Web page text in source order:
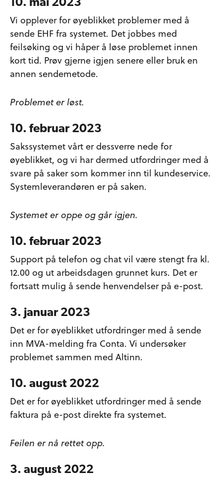
10. mai 2023
Vi opplever for øyeblikket problemer med å
sende EHF fra systemet. Det jobbes med
feilsøking og vi håper å løse problemet innen
kort tid. Prøv gjerne igjen senere eller bruk en
annen sendemetode.
Problemet er løst.
10. februar 2023
Sakssystemet vårt er dessverre nede for
øyeblikket, og vi har dermed utfordringer med å
svare på saker som kommer inn til kundeservice.
Systemleverandøren er på saken.
Systemet er oppe og går igjen.
10. februar 2023
Support på telefon og chat vil være stengt fra kl.
12.00 og ut arbeidsdagen grunnet kurs. Det er
fortsatt mulig å sende henvendelser på e-post.
3. januar 2023
Det er for øyeblikket utfordringer med å sende
inn MVA-melding fra Conta. Vi undersøker
problemet sammen med Altinn.
10. august 2022
Det er for øyeblikket utfordringer med å sende
faktura på e-post direkte fra systemet.
Feilen er nå rettet opp.
3. august 2022